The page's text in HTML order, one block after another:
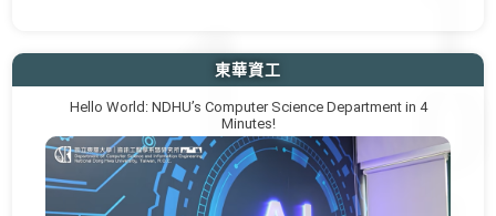
東華資工
Hello World: NDHU’s Computer Science Department in 4
Minutes!